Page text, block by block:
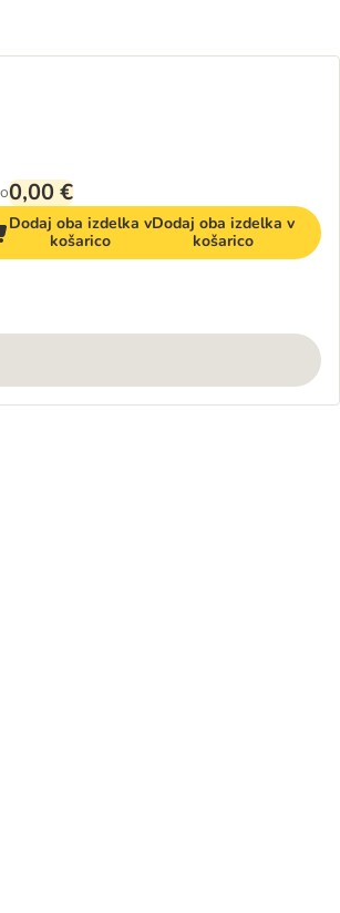
0,00 €
Dodaj oba izdelka v
košarico
Dodaj oba izdelka v
košarico